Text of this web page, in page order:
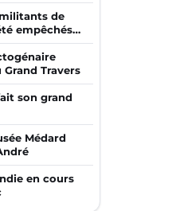
de
empêchés
Travers
son grand
Médard
en cours